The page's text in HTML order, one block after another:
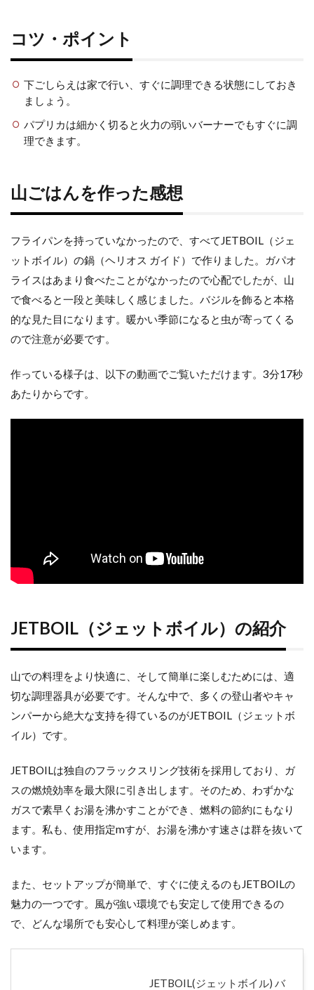
コツ・ポイント
下ごしらえは家で行い、すぐに調理できる状態にしておき
ましょう。
パプリカは細かく切ると火力の弱いバーナーでもすぐに調
理できます。
山ごはんを作った感想
フライパンを持っていなかったので、すべてJETBOIL（ジェ
ットボイル）の鍋（ヘリオス ガイド）で作りました。ガパオ
ライスはあまり食べたことがなかったので心配でしたが、山
で食べると一段と美味しく感じました。バジルを飾ると本格
的な見た目になります。暖かい季節になると虫が寄ってくる
ので注意が必要です。
作っている様子は、以下の動画でご覧いただけます。3分17秒
あたりからです。
JETBOIL（ジェットボイル）の紹介
山での料理をより快適に、そして簡単に楽しむためには、適
切な調理器具が必要です。そんな中で、多くの登山者やキャ
ンパーから絶大な支持を得ているのがJETBOIL（ジェットボ
イル）です。
JETBOILは独自のフラックスリング技術を採用しており、ガ
スの燃焼効率を最大限に引き出します。そのため、わずかな
ガスで素早くお湯を沸かすことができ、燃料の節約にもなり
ます。私も、使用指定mすが、お湯を沸かす速さは群を抜いて
います。
また、セットアップが簡単で、すぐに使えるのもJETBOILの
魅力の一つです。風が強い環境でも安定して使用できるの
で、どんな場所でも安心して料理が楽しめます。
JETBOIL(ジェットボイル) バ